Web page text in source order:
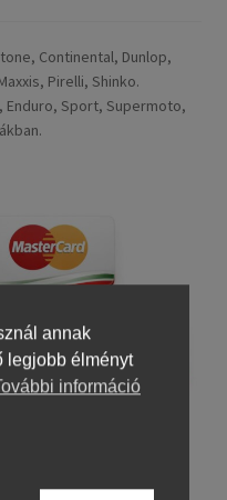
Continental, Dunlop,
Pirelli, Shinko.
Enduro, Sport, Supermoto,
annak
legjobb élményt
információ